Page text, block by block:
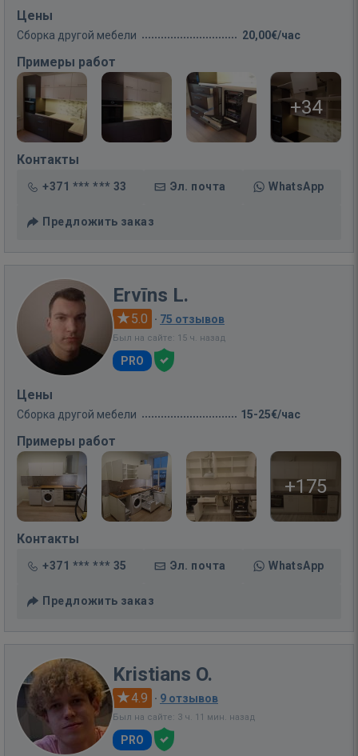
Цены
Сборка другой мебели 20,00€/час
Примеры работ
+34
Контакты
+371 *** *** 33 Эл. почта WhatsApp
Предложить заказ
Ervīns L.
5.0 · 75 отзывов
Был на сайте: 15 ч. назад
PRO
Цены
Сборка другой мебели 15-25€/час
Примеры работ
+175
Контакты
+371 *** *** 35 Эл. почта WhatsApp
Предложить заказ
Kristians O.
4.9 · 9 отзывов
Был на сайте: 3 ч. 11 мин. назад
PRO